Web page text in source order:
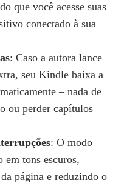
que você acesse suas
conectado à sua
: Caso a autora lance
seu Kindle baixa a
– nada de
ou perder capítulos
: O modo
em tons escuros,
página e reduzindo o